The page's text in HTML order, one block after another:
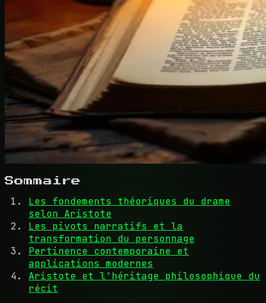
Sommaire
Les fondements théoriques du drame
selon Aristote
Les pivots narratifs et la
transformation du personnage
Pertinence contemporaine et
applications modernes
Aristote et l'héritage philosophique du
récit